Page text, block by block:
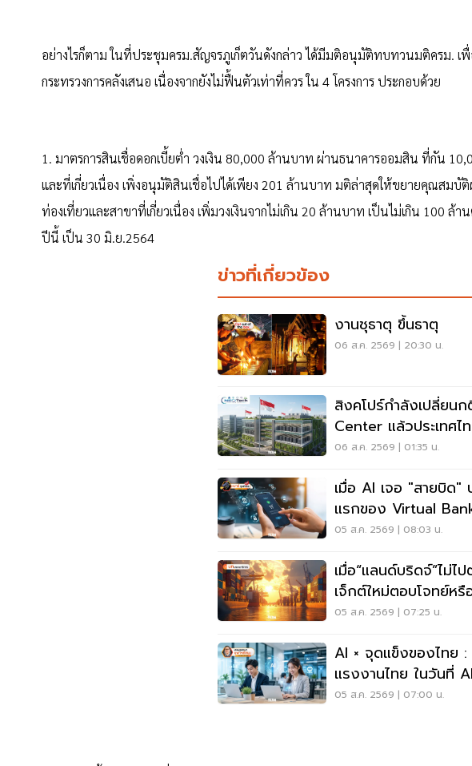
อย่างไรก็ตาม ในที่ประชุมครม.สัญจรภูเก็ตวันดังกล่าว ได้มีมติอนุมัติทบทวนมติครม. เ
กระทรวงการคลังเสนอ เนื่องจากยังไม่ฟื้นตัวเท่าที่ควร ใน 4 โครงการ ประกอบด้วย
1. มาตรการสินเชื่อดอกเบี้ยต่ำ วงเงิน 80,000 ล้านบาท ผ่านธนาคารออมสิน ที่กัน
และที่เกี่ยวเนื่อง เพิ่งอนุมัติสินเชื่อไปได้เพียง 201 ล้านบาท มติล่าสุดให้ขยายคุณสมบั
ท่องเที่ยวและสาขาที่เกี่ยวเนื่อง เพิ่มวงเงินจากไม่เกิน 20 ล้านบาท เป็นไม่เกิน 100 ล้
ปีนี้ เป็น 30 มิ.ย.2564
ข่าวที่เกี่ยวข้อง
งานชุธาตุ ขึ้นธาตุ
06 ส.ค. 2569 | 20:30 น.
สิงคโปร์กำลังเปลี่ยน
Center แล้วประเทศไ
อะไร?
06 ส.ค. 2569 | 01:35 น.
เมื่อ AI เจอ "สายบิด"
แรกของ Virtual
05 ส.ค. 2569 | 08:03 น.
เมื่อ“แลนด์บริดจ์”ไม่ไป
เจ็กต์ใหม่ตอบโจทย์หรื
05 ส.ค. 2569 | 07:25 น.
AI × จุดแข็งของไทย :
แรงงานไทย ในวันที่
เราได้มากขึ้น
05 ส.ค. 2569 | 07:00 น.